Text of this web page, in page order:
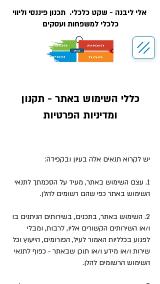
אלי ליבנה - שקט כלכלי. תכנון פיננסי וליווי
כלכלי למשפחות ועסקים
כללי השימוש באתר - תקנון
ומדיניות הפרטיות
יש לקרוא תנאים אלה בעיון ובקפידה:
1. עצם השימוש באתר, מעיד על הסכמתך לתנאי
השימוש באתר כפי שהם רשומים להלן.
2. השימוש באתר, בתכנים, בשירותים הניתנים בו
ו/או השירותים הקשורים אליו, לרבות, ומבלי
לפגוע בכלליות האמור לעיל, הפורומים, הייעוץ וכל
שירות ו/או מידע ו/או תוכן שבאתר - כפוף לתנאי
השימוש הרשומים להלן.